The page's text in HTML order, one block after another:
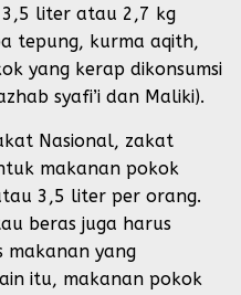
liter atau 2,7 kg
tepung, kurma aqith,
yang kerap dikonsumsi
syafi’i dan Maliki).
Nasional, zakat
makanan pokok
3,5 liter per orang.
beras juga harus
makanan yang
itu, makanan pokok